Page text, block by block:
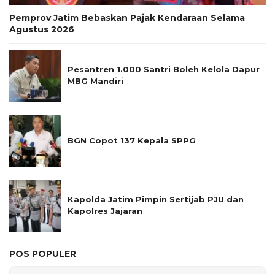
Pemprov Jatim Bebaskan Pajak Kendaraan Selama
Agustus 2026
Pesantren 1.000 Santri Boleh Kelola Dapur
MBG Mandiri
BGN Copot 137 Kepala SPPG
Kapolda Jatim Pimpin Sertijab PJU dan
Kapolres Jajaran
POS POPULER